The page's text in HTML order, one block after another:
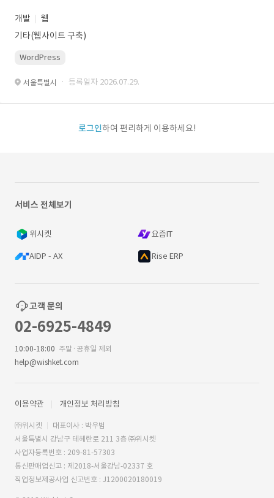
개발
웹
기타(웹사이트 구축)
WordPress
서울특별시 · 등록일자 2026.07.29.
로그인하여 편리하게 이용하세요!
서비스 전체보기
위시켓 요즘IT
AIDP - AX Rise ERP
고객 문의
02-6925-4849
10:00-18:00 주말·공휴일 제외
help@wishket.com
이용약관 개인정보 처리방침
㈜위시켓
대표이사 : 박우범
서울특별시 강남구 테헤란로 211 3층 ㈜위시켓
사업자등록번호 : 209-81-57303
통신판매업신고 : 제2018-서울강남-02337 호
직업정보제공사업 신고번호 : J1200020180019